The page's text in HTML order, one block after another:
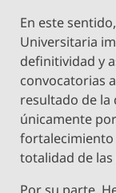
En este
Universitaria
definitividad y
convocatorias
resultado de la
únicamente
fortalecimiento
totalidad de